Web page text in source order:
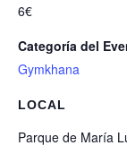
6€
Categoría del
Gymkhana
LOCAL
Parque de María